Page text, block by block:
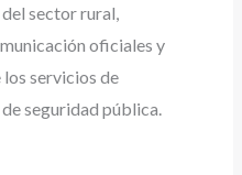
sector rural,
oficiales y
servicios de
seguridad pública.